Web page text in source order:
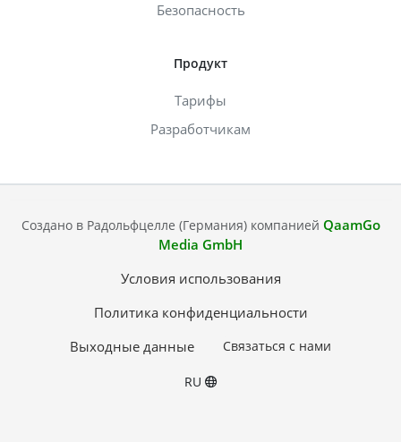
Безопасность
Продукт
Тарифы
Разработчикам
Создано в Радольфцелле (Германия) компанией QaamGo
Media GmbH
Условия использования
Политика конфиденциальности
Выходные данные
Связаться с нами
RU